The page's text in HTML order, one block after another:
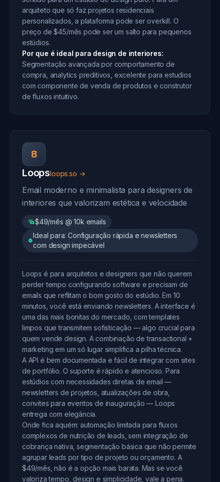
arquiteto que só faz projetos residenciais
personalizados, a plataforma pode ser overkill. O
preço de $45/mês pode ser um salto para pequenos
estúdios.
Por que é ideal para design de interiores:
Segmentação avançada por comportamento de
compra, analytics preditivos, excelente para estudios
com componente de venda de produtos e construtor
de fluxos intuitivo.
8
Loopsloops.so →
Email moderno e minimalista para designers de
interiores que valorizam estética e velocidade
$49/mês @ 10k emails
Ideal para: Configuração rápida e newsletters
com design impecável
Loops é para arquitetos e designers que não querem
perder tempo configurando software e precisam de
emails que reflitam o bom gosto do estúdio. Em 10
minutos, você está enviando newsletters. A interface é
uma das mais bonitas do mercado, com templates
limpos que transmitem sofisticação — algo crucial para
quem vende design. A combinação de transactional +
marketing em um só lugar simplifica a pilha técnica.
A API é bem documentada e fácil de integrar com sites
de portfólio. O suporte é rápido e atencioso. Para
estúdios com necessidades diretas de email —
newsletters de projetos, atualizações de obra,
convites para eventos de inauguração — Loops
entrega com elegância.
Onde fica aquém: automação limitada para fluxos
complexos de nutrição de leads, sem integração de
cobrança nativa, segmentação básica que não permite
agrupar leads por tipo de projeto ou orçamento. A
$49/mês, não é a opção mais barata. Mas se você
valoriza tempo, design e simplicidade, vale a pena.